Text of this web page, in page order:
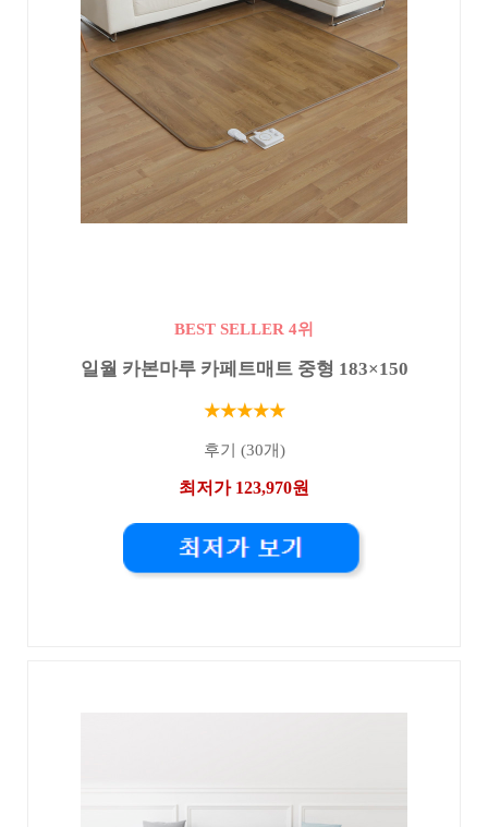
BEST SELLER 4위
일월 카본마루 카페트매트 중형 183×150
★★★★★
후기 (30개)
최저가 123,970원